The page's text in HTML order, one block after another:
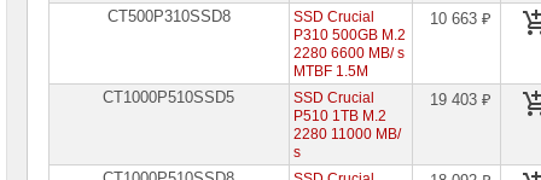
CT500P310SSD8
SSD Crucial
P310 500GB M.2
2280 6600 MB/ s
MTBF 1.5M
10 663 ₽
CT1000P510SSD5
SSD Crucial
P510 1TB M.2
2280 11000 MB/
s
19 403 ₽